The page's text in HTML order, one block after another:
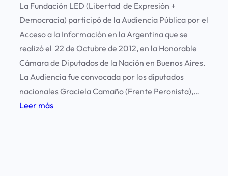
e
l
a
a
u
d
i
e
c
La Fundación LED (Libertad de Expresión +
Democracia) participó de la Audiencia Pública por el
Acceso a la Información en la Argentina que se
realizó el 22 de Octubre de 2012, en la Honorable
Cámara de Diputados de la Nación en Buenos Aires.
La Audiencia fue convocada por los diputados
nacionales Graciela Camaño (Frente Peronista),…
Leer más: